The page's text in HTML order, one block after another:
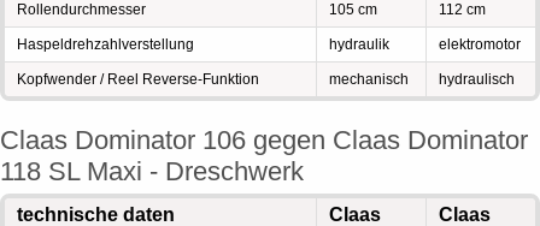
Rollendurchmesser 105 cm 112 cm
Haspeldrehzahlverstellung hydraulik elektromotor
Kopfwender / Reel Reverse-Funktion mechanisch hydraulisch
Claas Dominator 106 gegen Claas Dominator
118 SL Maxi - Dreschwerk
technische daten
Claas
Claas